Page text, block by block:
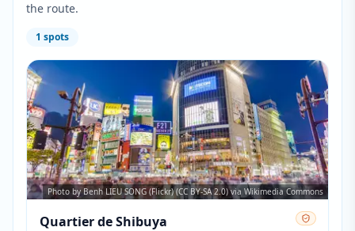
the route.
1 spots
Photo by Benh LIEU SONG (Flickr) (CC BY-SA 2.0) via Wikimedia Commons
Quartier de Shibuya